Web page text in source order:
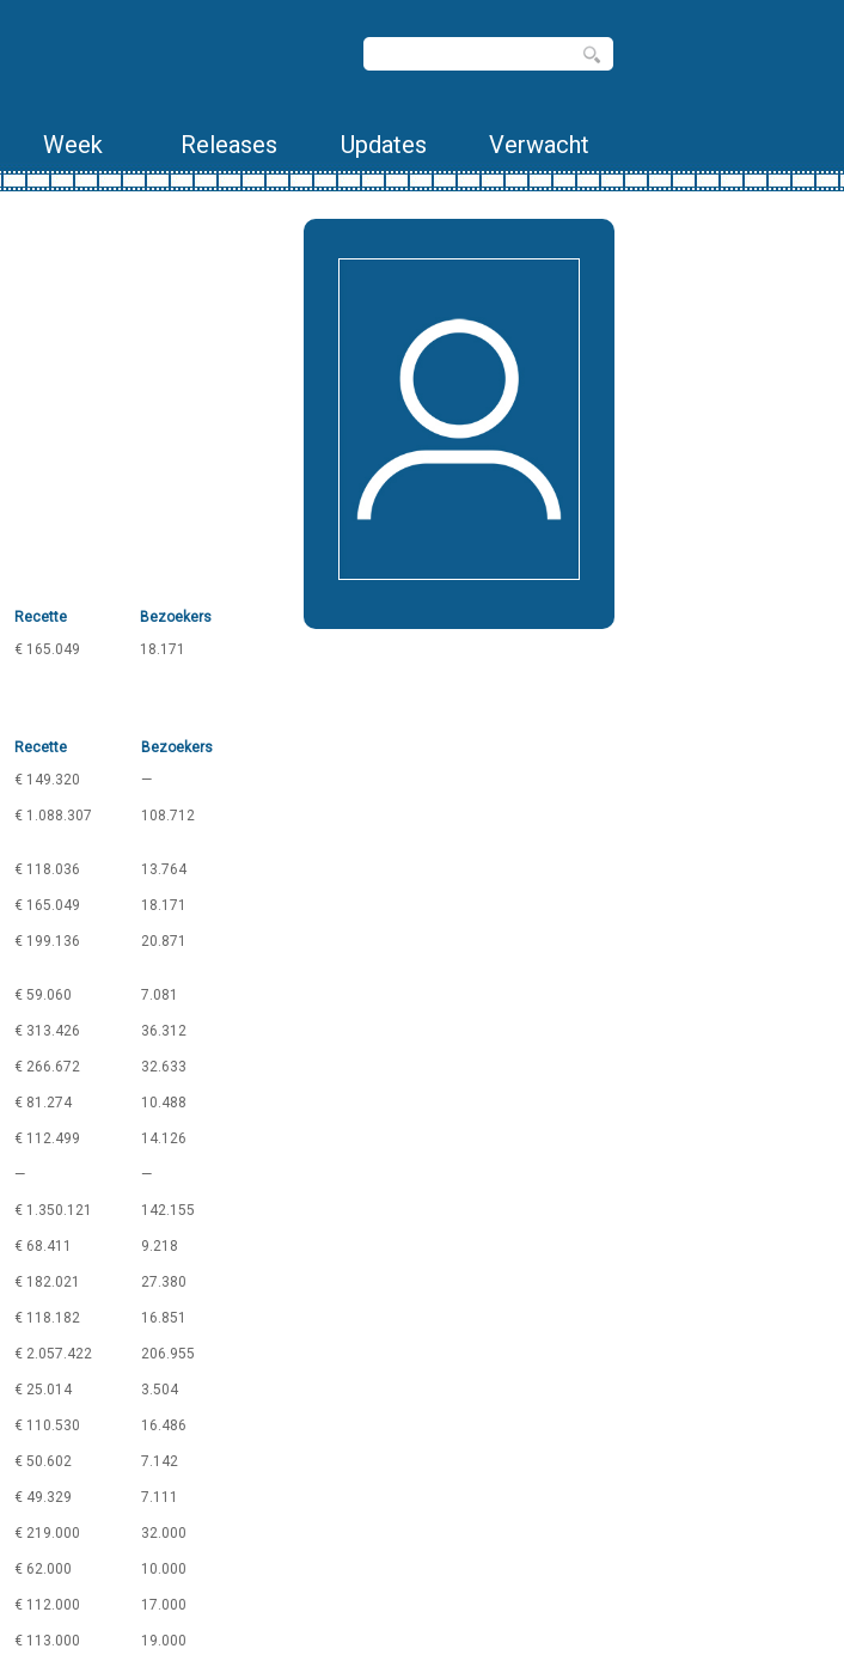
Week Releases Updates Verwacht
Recette
Bezoekers
€ 165.049 18.171
Recette
Bezoekers
€ 149.320 —
€ 1.088.307 108.712
€ 118.036 13.764
€ 165.049 18.171
€ 199.136 20.871
€ 59.060 7.081
€ 313.426 36.312
€ 266.672 32.633
€ 81.274 10.488
€ 112.499 14.126
— —
€ 1.350.121 142.155
€ 68.411 9.218
€ 182.021 27.380
€ 118.182 16.851
€ 2.057.422 206.955
€ 25.014 3.504
€ 110.530 16.486
€ 50.602 7.142
€ 49.329 7.111
€ 219.000 32.000
€ 62.000 10.000
€ 112.000 17.000
€ 113.000 19.000